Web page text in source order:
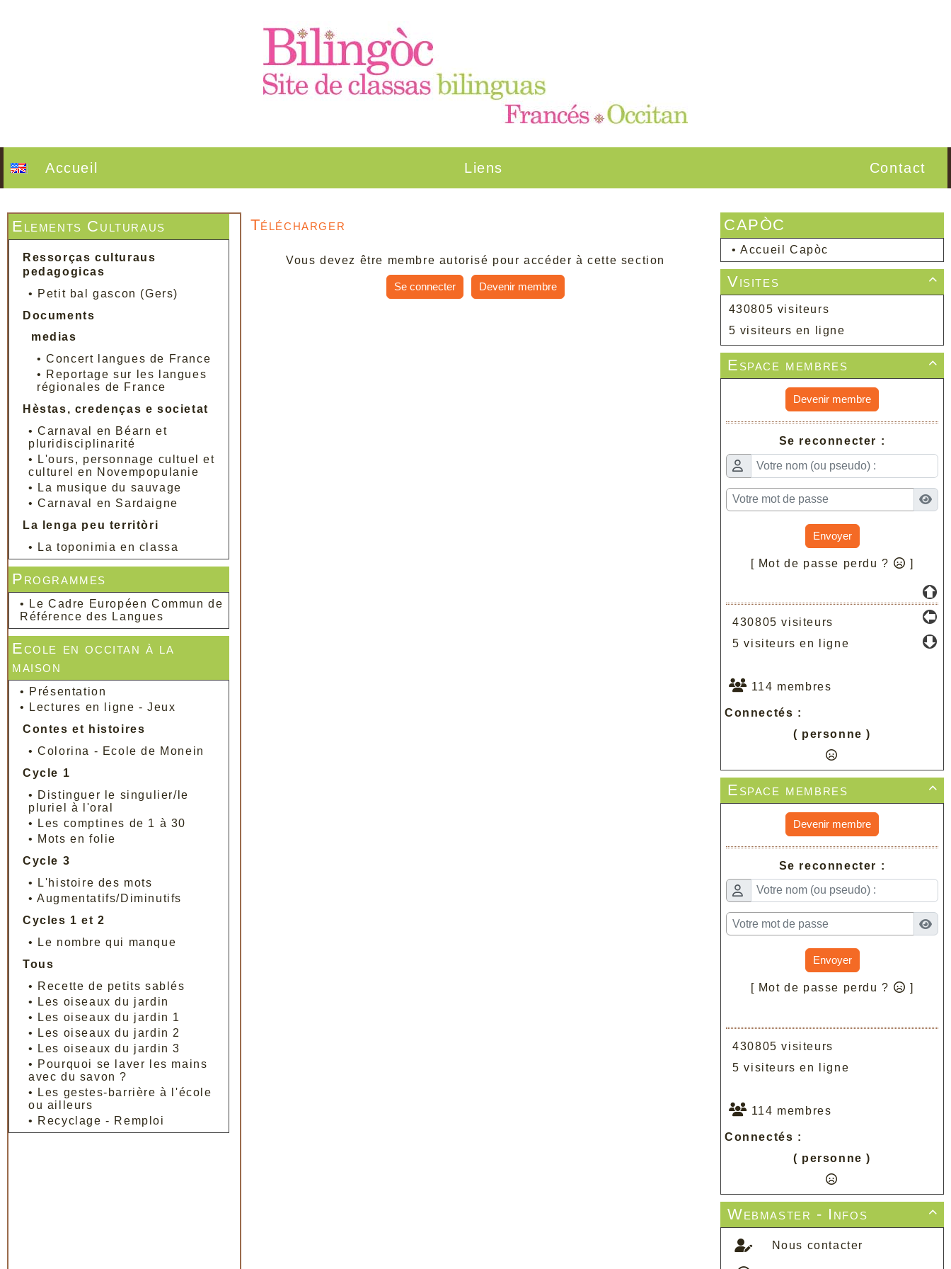
Accueil Liens Contact
Elements Culturaus
Ressorças culturaus
pedagogicas
• Petit bal gascon (Gers)
Documents
medias
•Concert langues de France
• Reportage sur les langues
régionales de France
Hèstas, credenças e societat
•Carnaval en Béarn et
pluridisciplinarité
•
L'ours, personnage cultuel et
culturel en Novempopulanie
•
La musique du sauvage
•Carnaval en Sardaigne
La lenga peu territòri
•
La toponimia en classa
Programmes
•
Le Cadre Européen Commun de
Référence des Langues
Ecole en occitan à la
maison
• Présentation
•
Lectures en ligne - Jeux
Contes et histoires
•Colorina - Ecole de Monein
Cycle 1
• Distinguer le singulier/le
pluriel à l'oral
•
Les comptines de 1 à 30
• Mots en folie
Cycle 3
•
L'histoire des mots
•Augmentatifs/Diminutifs
Cycles 1 et 2
•
Le nombre qui manque
Tous
• Recette de petits sablés
•
Les oiseaux du jardin
•
Les oiseaux du jardin 1
•
Les oiseaux du jardin 2
•
Les oiseaux du jardin 3
• Pourquoi se laver les mains
avec du savon ?
•
Les gestes-barrière à l'école
ou ailleurs
• Recyclage - Remploi
Télécharger
Vous devez être membre autorisé pour accéder à cette section
Se connecter Devenir membre
CAPÒC
•Accueil Capòc

Visites
430805 visiteurs
5 visiteurs en ligne

Espace membres
Devenir membre
Se reconnecter :
Envoyer
[ Mot de passe perdu ? ]
430805 visiteurs
5 visiteurs en ligne
114 membres
Connectés :
( personne )

Espace membres
Devenir membre
Se reconnecter :
Envoyer
[ Mot de passe perdu ? ]
430805 visiteurs
5 visiteurs en ligne
114 membres
Connectés :
( personne )

Webmaster - Infos
Nous contacter